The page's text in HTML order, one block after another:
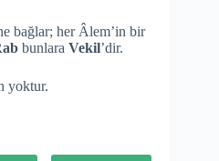
bağlar; her Âlem’in bir
bunlara Vekil’dir.
yoktur.